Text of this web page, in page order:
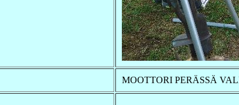
MOOTTORI PERÄSSÄ